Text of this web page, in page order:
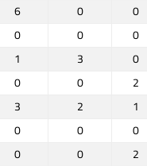
6 0 0
0 0 0
1 3 0
0 0 2
3 2 1
0 0 0
0 0 2